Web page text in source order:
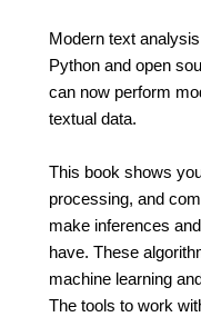
Modern text
Python and open
can now perform
textual data.
This book shows
processing, and
make inferences
have. These
machine learning
The tools to work